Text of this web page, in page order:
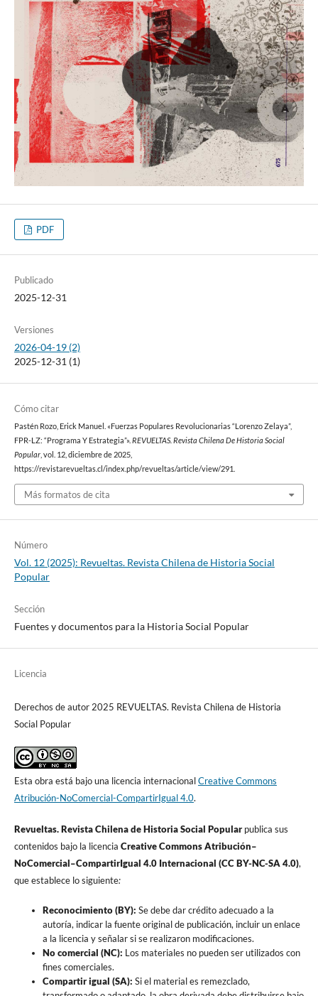
PDF
Publicado
2025-12-31
Versiones
2026-04-19 (2)
2025-12-31 (1)
Cómo citar
Pastén Rozo, Erick Manuel. «Fuerzas Populares Revolucionarias “Lorenzo Zelaya”,
FPR-LZ: “Programa Y Estrategia”». REVUELTAS. Revista Chilena De Historia Social
Popular, vol. 12, diciembre de 2025,
https://revistarevueltas.cl/index.php/revueltas/article/view/291.
Más formatos de cita
Número
Vol. 12 (2025): Revueltas. Revista Chilena de Historia Social
Popular
Sección
Fuentes y documentos para la Historia Social Popular
Licencia
Derechos de autor 2025 REVUELTAS. Revista Chilena de Historia
Social Popular
Esta obra está bajo una licencia internacionalCreative Commons
Atribución-NoComercial-CompartirIgual 4.0.
Revueltas. Revista Chilena de Historia Social Popularpublica sus
contenidos bajo la licencia Creative Commons Atribución–
NoComercial–CompartirIgual 4.0 Internacional (CC BY-NC-SA 4.0),
que establece lo siguiente:
Reconocimiento (BY): Se debe dar crédito adecuado a la
autoría, indicar la fuente original de publicación, incluir un enlace
a la licencia y señalar si se realizaron modificaciones.
No comercial (NC): Los materiales no pueden ser utilizados con
fines comerciales.
Compartir igual (SA): Si el material es remezclado,